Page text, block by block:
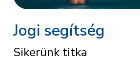
Jogi segítség
Sikerünk titka